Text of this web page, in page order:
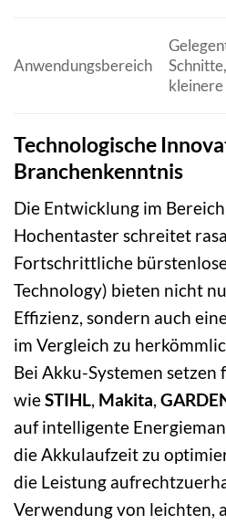
Anwendungsbereich
Schnitte,
Technologische
Branchenkenntnis
Die Entwicklung im
Hochentaster schreitet
Fortschrittliche
Technology) bieten nicht
Effizienz, sondern auch
im Vergleich zu
Bei Akku-Systemen
wieSTIHL, Makita,
auf intelligente
die Akkulaufzeit zu
die Leistung
Verwendung von leichten,